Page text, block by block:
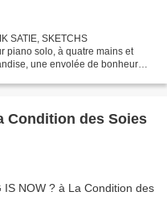
SATIE, SKETCHS
piano solo, à quatre mains et
une envolée de bonheur
Condition des Soies